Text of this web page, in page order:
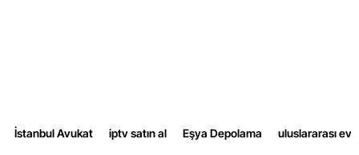
İstanbul Avukat iptv satın al Eşya Depolama uluslararası